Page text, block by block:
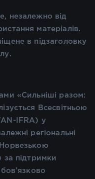
незалежно від
матеріалів.
в підзаголовку
«Сильніші разом:
Всесвітньою
IFRA) у
регіональні
за підтримки